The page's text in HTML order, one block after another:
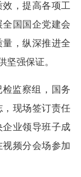
，提高各项工
国国企党建会
，纵深推进全
坚强保证。
监察组，国务
现场签订责任
业领导班子成
频分会场参加